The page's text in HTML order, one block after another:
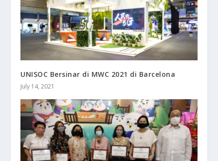
UNISOC Bersinar di MWC 2021 di Barcelona
July 14, 2021